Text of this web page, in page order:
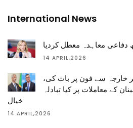
International News
دفاعی معاہدہ معطل کردیا
14 APRIL,2026
خارجہ سے فون پر بات کی،
کے معاملات پر کیا تبادلہ
خیال
14 APRIL,2026